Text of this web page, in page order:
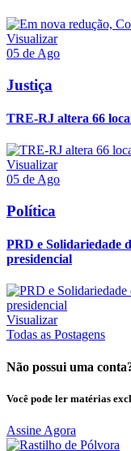
Visualizar
05 de Ago
Justiça
TRE-RJ altera 66
Visualizar
05 de Ago
Política
PRD e Solidariedade
presidencial
Visualizar
Todas as Postagens
Não possui uma
Você pode ler matérias
Assine Agora